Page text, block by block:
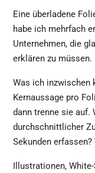
Eine überladene
habe ich mehrfach
Unternehmen, die
erklären zu
Was ich inzwischen
Kernaussage pro
dann trenne sie auf.
durchschnittlicher
Sekunden
Illustrationen,